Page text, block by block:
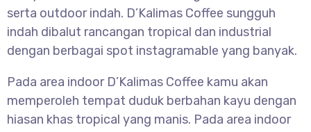
serta outdoor indah. D’Kalimas Coffee sungguh
indah dibalut rancangan tropical dan industrial
dengan berbagai spot instagramable yang banyak.
Pada area indoor D’Kalimas Coffee kamu akan
memperoleh tempat duduk berbahan kayu dengan
hiasan khas tropical yang manis. Pada area indoor